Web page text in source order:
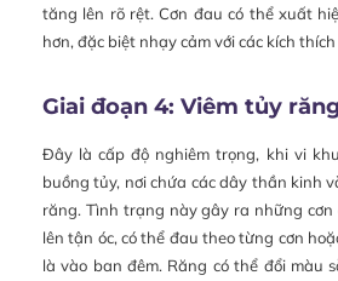
tăng lên rõ rệt. Cơn đau có thể xuất
hơn, đặc biệt nhạy cảm với các kích
Giai đoạn 4: Viêm tủy
Đây là cấp độ nghiêm trọng, khi vi
buồng tủy, nơi chứa các dây thần kinh
răng. Tình trạng này gây ra những
lên tận óc, có thể đau theo từng cơn
là vào ban đêm. Răng có thể đổi màu